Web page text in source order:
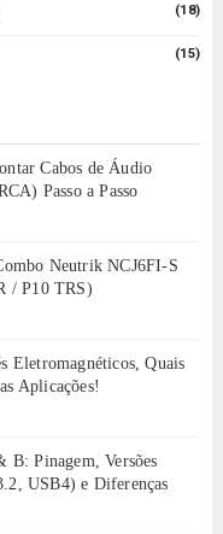
(18)
(15)
Cabos de Áudio
Passo a Passo
Neutrik NCJ6FI-S
/ P10 TRS)
Eletromagnéticos, Quais
Aplicações!
B: Pinagem, Versões
USB4) e Diferenças